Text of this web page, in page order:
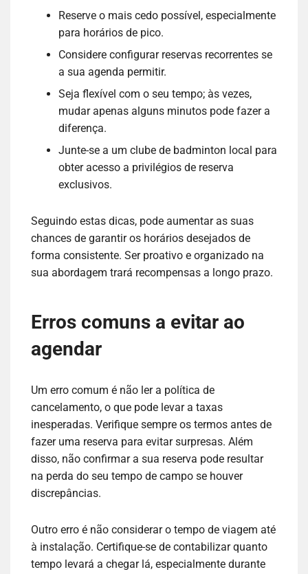
Reserve o mais cedo possível, especialmente
para horários de pico.
Considere configurar reservas recorrentes se
a sua agenda permitir.
Seja flexível com o seu tempo; às vezes,
mudar apenas alguns minutos pode fazer a
diferença.
Junte-se a um clube de badminton local para
obter acesso a privilégios de reserva
exclusivos.
Seguindo estas dicas, pode aumentar as suas
chances de garantir os horários desejados de
forma consistente. Ser proativo e organizado na
sua abordagem trará recompensas a longo prazo.
Erros comuns a evitar ao
agendar
Um erro comum é não ler a política de
cancelamento, o que pode levar a taxas
inesperadas. Verifique sempre os termos antes de
fazer uma reserva para evitar surpresas. Além
disso, não confirmar a sua reserva pode resultar
na perda do seu tempo de campo se houver
discrepâncias.
Outro erro é não considerar o tempo de viagem até
à instalação. Certifique-se de contabilizar quanto
tempo levará a chegar lá, especialmente durante